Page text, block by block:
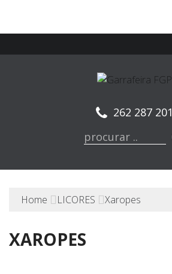
262 287 201
Home LICORES Xaropes
XAROPES